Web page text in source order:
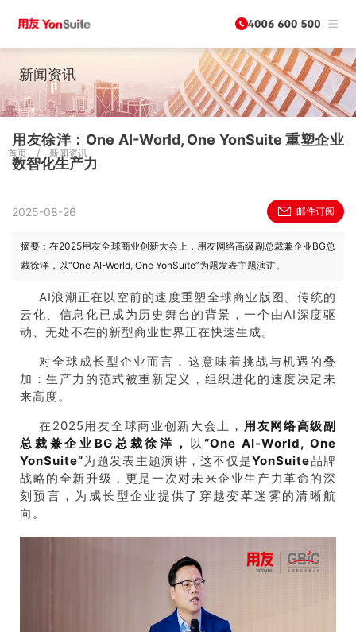
新闻资讯
首页/ 新闻资讯
用友徐洋：One AI-World, One YonSuite 重塑企业
数智化生产力
2025-08-26 邮件订阅
摘要：在2025用友全球商业创新大会上，用友网络高级副总裁兼企业BG总
裁徐洋，以“One AI-World, One YonSuite”为题发表主题演讲。
AI浪潮正在以空前的速度重塑全球商业版图。传统的
云化、信息化已成为历史舞台的背景，一个由AI深度驱
动、无处不在的新型商业世界正在快速生成。
对全球成长型企业而言，这意味着挑战与机遇的叠
加：生产力的范式被重新定义，组织进化的速度决定未
来高度。
在2025用友全球商业创新大会上， 用友网络高级副
总裁兼企业 BG 总裁徐洋， 以“One AI-World, One
YonSuite”为题发表主题演讲，这不仅是YonSuite品牌
战略的全新升级，更是一次对未来企业生产力革命的深
刻预言，为成长型企业提供了穿越变革迷雾的清晰航
向。